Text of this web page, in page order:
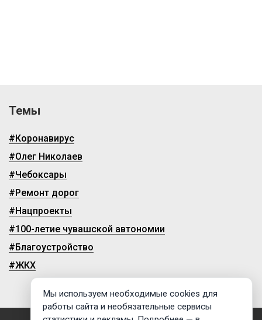
Темы
#Коронавирус
#Олег Николаев
#Чебоксары
#Ремонт дорог
#Нацпроекты
#100-летие чувашской автономии
#Благоустройство
#ЖКХ
Мы используем необходимые cookies для
работы сайта и необязательные сервисы